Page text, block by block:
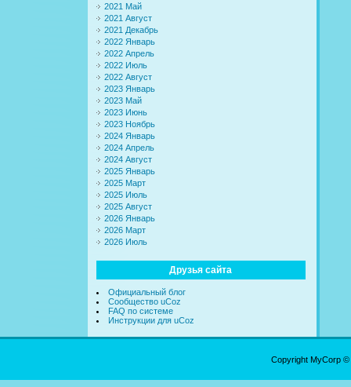
2021 Май
2021 Август
2021 Декабрь
2022 Январь
2022 Апрель
2022 Июль
2022 Август
2023 Январь
2023 Май
2023 Июнь
2023 Ноябрь
2024 Январь
2024 Апрель
2024 Август
2025 Январь
2025 Март
2025 Июль
2025 Август
2026 Январь
2026 Март
2026 Июль
Друзья сайта
Официальный блог
Сообщество uCoz
FAQ по системе
Инструкции для uCoz
Copyright MyCorp ©